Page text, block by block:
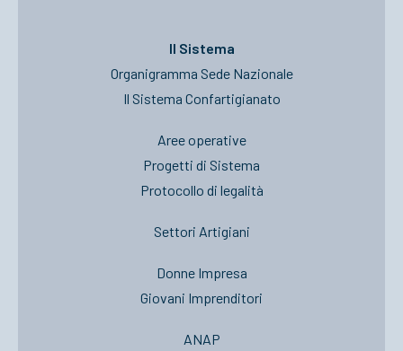
Il Sistema
Organigramma Sede Nazionale
Il Sistema Confartigianato
Aree operative
Progetti di Sistema
Protocollo di legalità
Settori Artigiani
Donne Impresa
Giovani Imprenditori
ANAP